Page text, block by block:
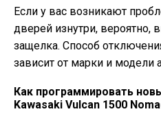
Если у вас возникают
дверей изнутри, вероятно,
защелка. Способ
зависит от марки и модели
Как программировать
Kawasaki Vulcan 1500